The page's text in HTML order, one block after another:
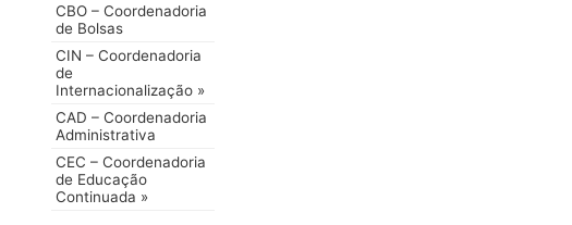
CBO – Coordenadoria
de Bolsas
CIN – Coordenadoria
de
Internacionalização »
CAD – Coordenadoria
Administrativa
CEC – Coordenadoria
de Educação
Continuada »